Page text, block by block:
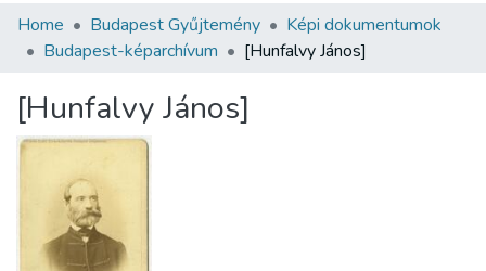
Communities & Collections
Statistics
About us
Home Budapest Gyűjtemény
Képi dokumentumok
Budapest-képarchívum
[Hunfalvy János]
[Hunfalvy János]